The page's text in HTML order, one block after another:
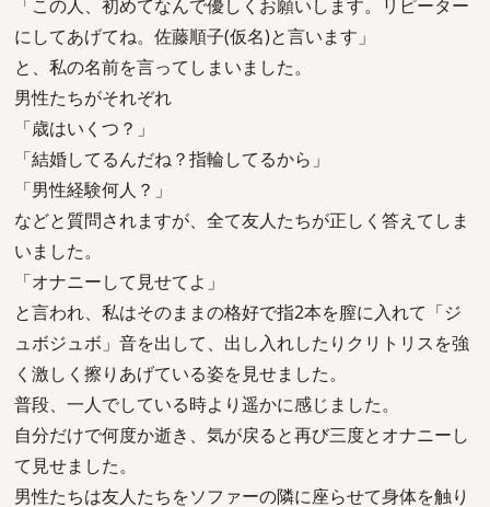
「この人、初めてなんで優しくお願いします。リピーター
にしてあげてね。佐藤順子(仮名)と言います」
と、私の名前を言ってしまいました。
男性たちがそれぞれ
「歳はいくつ？」
「結婚してるんだね？指輪してるから」
「男性経験何人？」
などと質問されますが、全て友人たちが正しく答えてしま
いました。
「オナニーして見せてよ」
と言われ、私はそのままの格好で指2本を膣に入れて「ジ
ュボジュボ」音を出して、出し入れしたりクリトリスを強
く激しく擦りあげている姿を見せました。
普段、一人でしている時より遥かに感じました。
自分だけで何度か逝き、気が戻ると再び三度とオナニーし
て見せました。
男性たちは友人たちをソファーの隣に座らせて身体を触り